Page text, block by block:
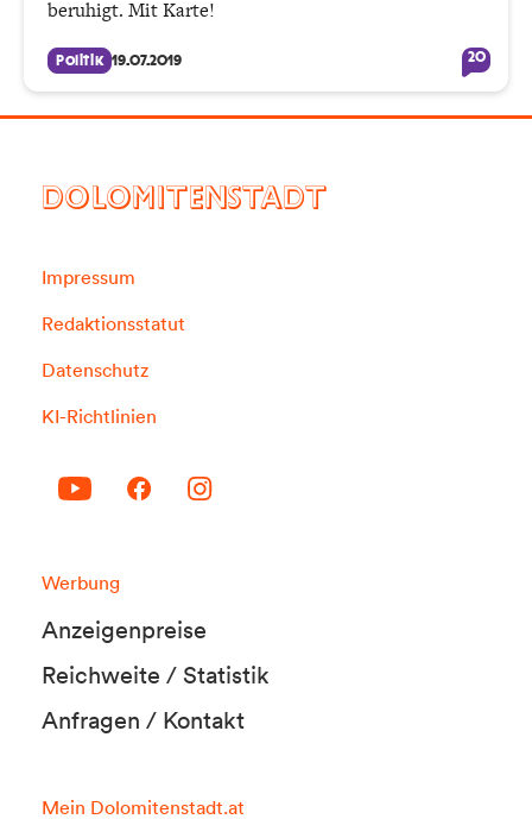
beruhigt. Mit Karte!
Politik 19.07.2019 20
DOLOMITENSTADT
Impressum
Redaktionsstatut
Datenschutz
KI-Richtlinien
Werbung
Anzeigenpreise
Reichweite / Statistik
Anfragen / Kontakt
Mein Dolomitenstadt.at